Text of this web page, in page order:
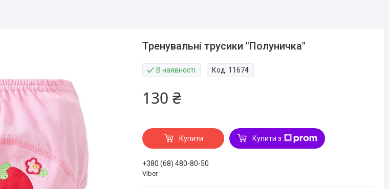
Тренувальні трусики "Полуничка"
В наявності Код: 11674
130 ₴
Купити Купити з
+380 (68) 480-80-50
Viber